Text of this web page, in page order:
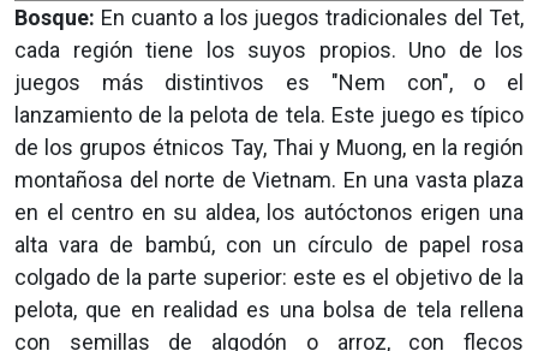
Bosque: En cuanto a los juegos tradicionales del Tet,
cada región tiene los suyos propios. Uno de los
juegos más distintivos es "Nem con", o el
lanzamiento de la pelota de tela. Este juego es típico
de los grupos étnicos Tay, Thai y Muong, en la región
montañosa del norte de Vietnam. En una vasta plaza
en el centro en su aldea, los autóctonos erigen una
alta vara de bambú, con un círculo de papel rosa
colgado de la parte superior: este es el objetivo de la
pelota, que en realidad es una bolsa de tela rellena
con semillas de algodón o arroz, con flecos